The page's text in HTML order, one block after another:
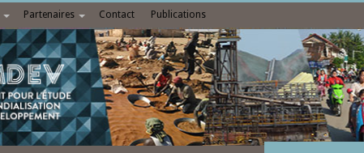
Partenaires Contact Publications